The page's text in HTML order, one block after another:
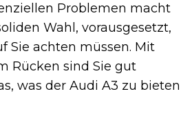
Problemen macht
Wahl, vorausgesetzt,
Sie achten müssen. Mit
Rücken sind Sie gut
was der Audi A3 zu bieten